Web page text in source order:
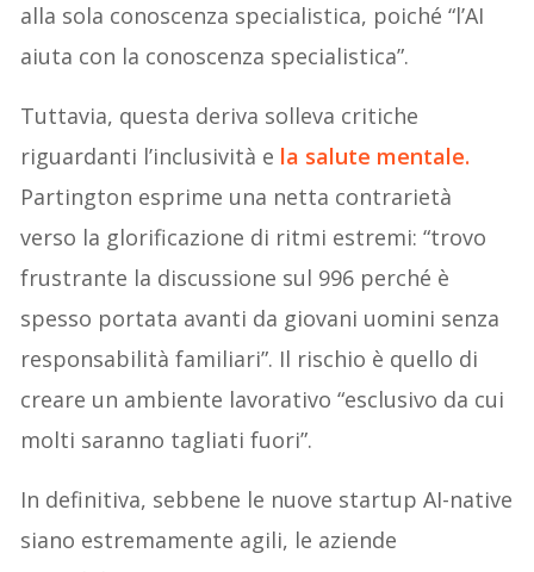
alla sola conoscenza specialistica, poiché “l’AI
aiuta con la conoscenza specialistica”.
Tuttavia, questa deriva solleva critiche
riguardanti l’inclusività e la salute mentale.
Partington esprime una netta contrarietà
verso la glorificazione di ritmi estremi: “trovo
frustrante la discussione sul 996 perché è
spesso portata avanti da giovani uomini senza
responsabilità familiari”. Il rischio è quello di
creare un ambiente lavorativo “esclusivo da cui
molti saranno tagliati fuori”.
In definitiva, sebbene le nuove startup AI-native
siano estremamente agili, le aziende